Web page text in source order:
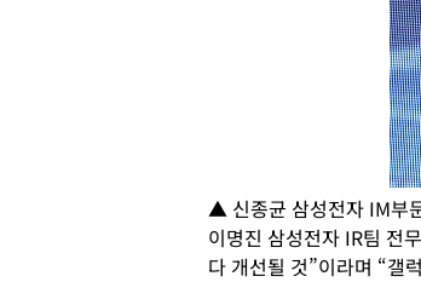
▲ 신종균 삼성전자 IM부
이명진 삼성전자 IR팀 전
다 개선될 것”이라며 “갤